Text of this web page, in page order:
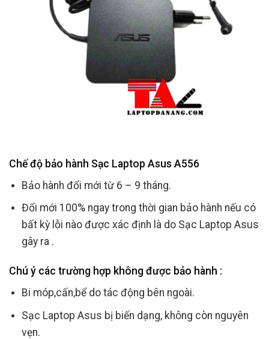
Chế độ bảo hành Sạc Laptop Asus A556
Bảo hành đổi mới từ 6 – 9 tháng.
Đổi mới 100% ngay trong thời gian bảo hành nếu có
bất kỳ lỗi nào được xác định là do Sạc Laptop Asus
gây ra .
Chú ý các trường hợp không được bảo hành :
Bi móp,cấn,bể do tác động bên ngoài.
Sạc Laptop Asus bị biến dạng, không còn nguyên
vẹn.